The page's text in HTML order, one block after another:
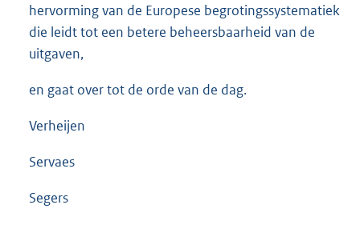
hervorming van de Europese begrotingssystematiek
die leidt tot een betere beheersbaarheid van de
uitgaven,
en gaat over tot de orde van de dag.
Verheijen
Servaes
Segers